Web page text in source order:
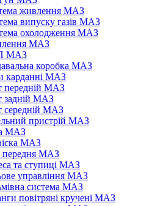
живлення МАЗ
випуску газів МАЗ
охолодження МАЗ
МАЗ
МАЗ
коробка МАЗ
карданні МАЗ
передній МАЗ
задній МАЗ
середній МАЗ
пристрій МАЗ
МАЗ
МАЗ
передня МАЗ
та ступиці МАЗ
управління МАЗ
система МАЗ
повітряні кручені МАЗ